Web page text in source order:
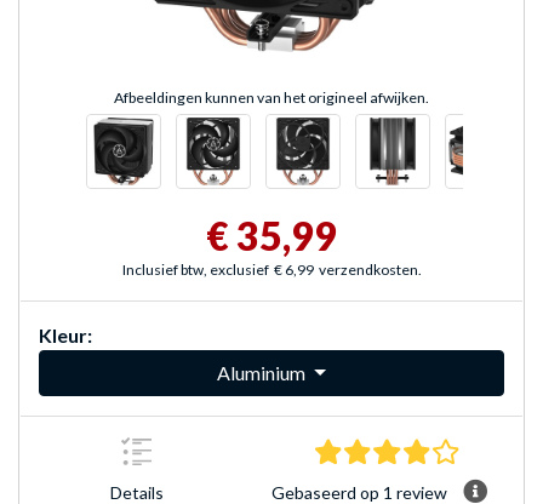
Afbeeldingen kunnen van het origineel afwijken.
€ 35,99
Inclusief btw, exclusief € 6,99 verzendkosten.
Kleur:
Aluminium
Details Gebaseerd op 1 review